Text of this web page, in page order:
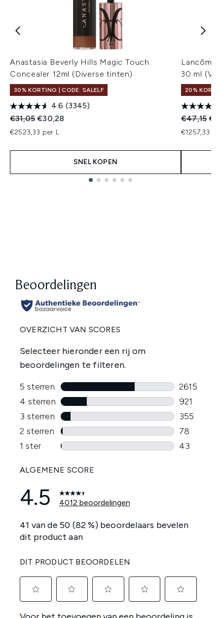
Anastasia Beverly Hills Magic Touch
Concealer 12ml (Diverse tinten)
30% KORTING | CODE: SALELF
4.6 (3345)
Recommended Retail Price:
€31,05Huidige prijs:
€30,28
€2523,33 per L
SNEL KOPEN
Lancôme
30 ml
20%
€47,15
€1257,33